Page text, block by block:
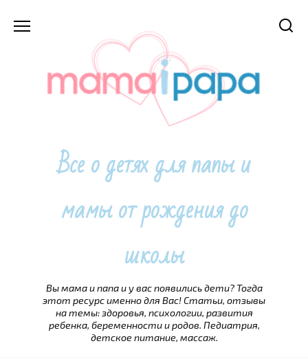
Все о детях для папы и
мамы от рождения до
школы
Вы мама и папа и у вас появились дети? Тогда
этот ресурс именно для Вас! Статьи, отзывы
на темы: здоровья, психологии, развития
ребенка, беременности и родов. Педиатрия,
детское питание, массаж.